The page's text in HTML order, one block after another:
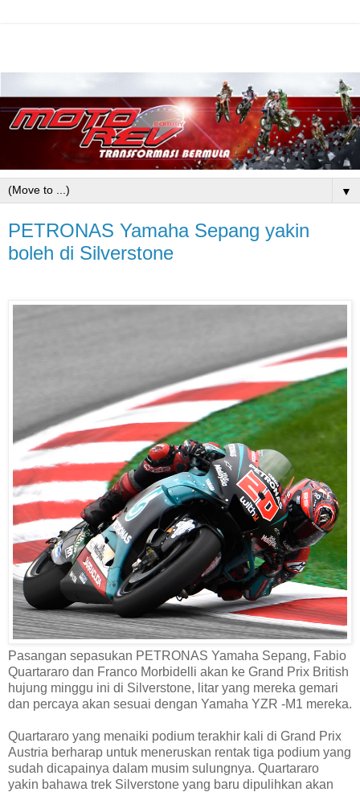
▼
PETRONAS Yamaha Sepang yakin
boleh di Silverstone
Pasangan sepasukan PETRONAS Yamaha Sepang, Fabio
Quartararo dan Franco Morbidelli akan ke Grand Prix British
hujung minggu ini di Silverstone, litar yang mereka gemari
dan percaya akan sesuai dengan Yamaha YZR -M1 mereka.
Quartararo yang menaiki podium terakhir kali di Grand Prix
Austria berharap untuk meneruskan rentak tiga podium yang
sudah dicapainya dalam musim sulungnya. Quartararo
yakin bahawa trek Silverstone yang baru dipulihkan akan